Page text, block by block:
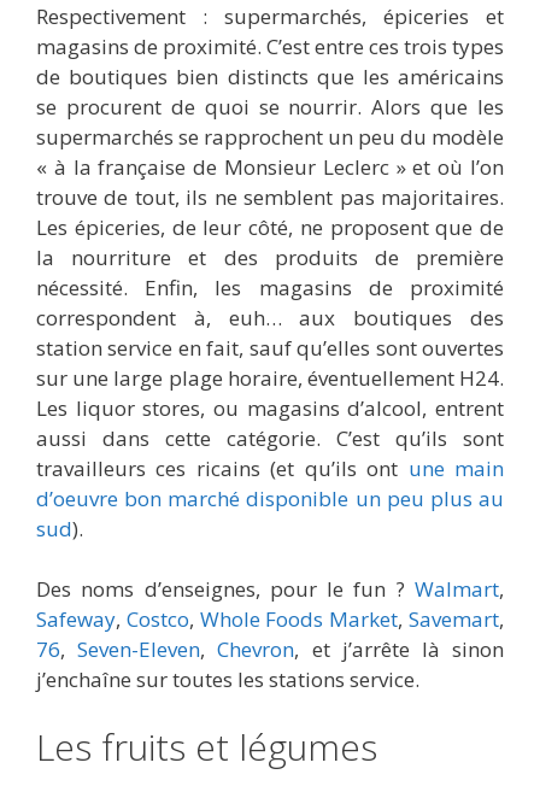
Respectivement : supermarchés, épiceries et
magasins de proximité. C’est entre ces trois types
de boutiques bien distincts que les américains
se procurent de quoi se nourrir. Alors que les
supermarchés se rapprochent un peu du modèle
« à la française de Monsieur Leclerc » et où l’on
trouve de tout, ils ne semblent pas majoritaires.
Les épiceries, de leur côté, ne proposent que de
la nourriture et des produits de première
nécessité. Enfin, les magasins de proximité
correspondent à, euh… aux boutiques des
station service en fait, sauf qu’elles sont ouvertes
sur une large plage horaire, éventuellement H24.
Les liquor stores, ou magasins d’alcool, entrent
aussi dans cette catégorie. C’est qu’ils sont
travailleurs ces ricains (et qu’ils ont une main
d’oeuvre bon marché disponible un peu plus au
sud).
Des noms d’enseignes, pour le fun ? Walmart,
Safeway, Costco, Whole Foods Market,Savemart,
76,Seven-Eleven,Chevron, et j’arrête là sinon
j’enchaîne sur toutes les stations service.
Les fruits et légumes